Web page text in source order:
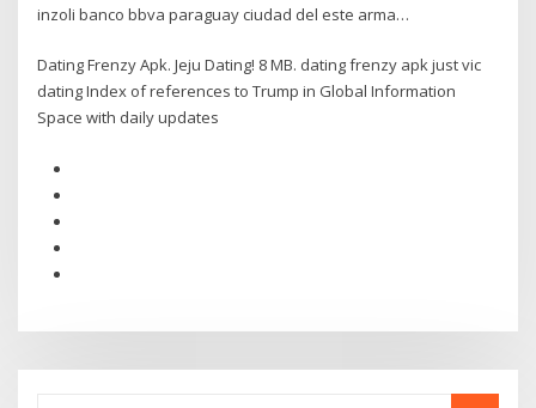
inzoli banco bbva paraguay ciudad del este arma…
Dating Frenzy Apk. Jeju Dating! 8 MB. dating frenzy apk just vic
dating Index of references to Trump in Global Information
Space with daily updates